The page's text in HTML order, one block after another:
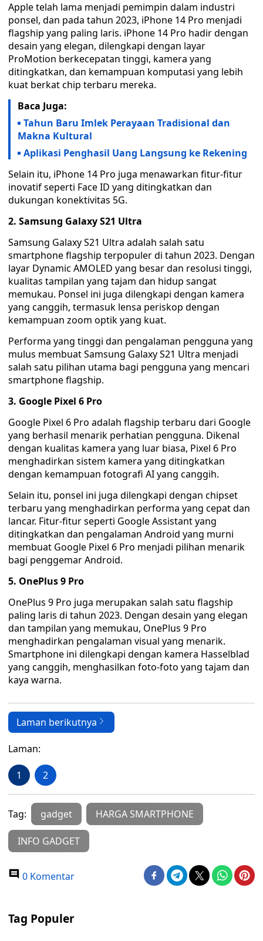
Apple telah lama menjadi pemimpin dalam industri
ponsel, dan pada tahun 2023, iPhone 14 Pro menjadi
flagship yang paling laris. iPhone 14 Pro hadir dengan
desain yang elegan, dilengkapi dengan layar
ProMotion berkecepatan tinggi, kamera yang
ditingkatkan, dan kemampuan komputasi yang lebih
kuat berkat chip terbaru mereka.
Baca Juga:
Tahun Baru Imlek Perayaan Tradisional dan
Makna Kultural
Aplikasi Penghasil Uang Langsung ke Rekening
Selain itu, iPhone 14 Pro juga menawarkan fitur-fitur
inovatif seperti Face ID yang ditingkatkan dan
dukungan konektivitas 5G.
2. Samsung Galaxy S21 Ultra
Samsung Galaxy S21 Ultra adalah salah satu
smartphone flagship terpopuler di tahun 2023. Dengan
layar Dynamic AMOLED yang besar dan resolusi tinggi,
kualitas tampilan yang tajam dan hidup sangat
memukau. Ponsel ini juga dilengkapi dengan kamera
yang canggih, termasuk lensa periskop dengan
kemampuan zoom optik yang kuat.
Performa yang tinggi dan pengalaman pengguna yang
mulus membuat Samsung Galaxy S21 Ultra menjadi
salah satu pilihan utama bagi pengguna yang mencari
smartphone flagship.
3. Google Pixel 6 Pro
Google Pixel 6 Pro adalah flagship terbaru dari Google
yang berhasil menarik perhatian pengguna. Dikenal
dengan kualitas kamera yang luar biasa, Pixel 6 Pro
menghadirkan sistem kamera yang ditingkatkan
dengan kemampuan fotografi AI yang canggih.
Selain itu, ponsel ini juga dilengkapi dengan chipset
terbaru yang menghadirkan performa yang cepat dan
lancar. Fitur-fitur seperti Google Assistant yang
ditingkatkan dan pengalaman Android yang murni
membuat Google Pixel 6 Pro menjadi pilihan menarik
bagi penggemar Android.
5. OnePlus 9 Pro
OnePlus 9 Pro juga merupakan salah satu flagship
paling laris di tahun 2023. Dengan desain yang elegan
dan tampilan yang memukau, OnePlus 9 Pro
menghadirkan pengalaman visual yang menarik.
Smartphone ini dilengkapi dengan kamera Hasselblad
yang canggih, menghasilkan foto-foto yang tajam dan
kaya warna.
Laman berikutnya
Laman:
1 2
Tag: gadget HARGA SMARTPHONE
INFO GADGET
0 Komentar
Tag Populer